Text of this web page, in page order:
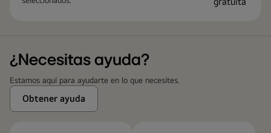
¿Necesitas ayuda?
Estamos aquí para ayudarte en lo que necesites.
Obtener ayuda